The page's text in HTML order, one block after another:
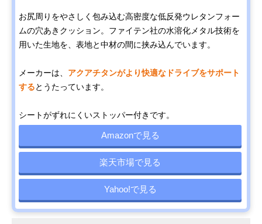
お尻周りをやさしく包み込む高密度な低反発ウレタンフォー
ムの穴あきクッション。ファイテン社の水溶化メタル技術を
用いた生地を、表地と中材の間に挟み込んでいます。
メーカーは、 アクアチタンがより快適なドライブをサポート
するとうたっています。
シートがずれにくいストッパー付きです。
Amazonで見る
楽天市場で見る
Yahoo!で見る